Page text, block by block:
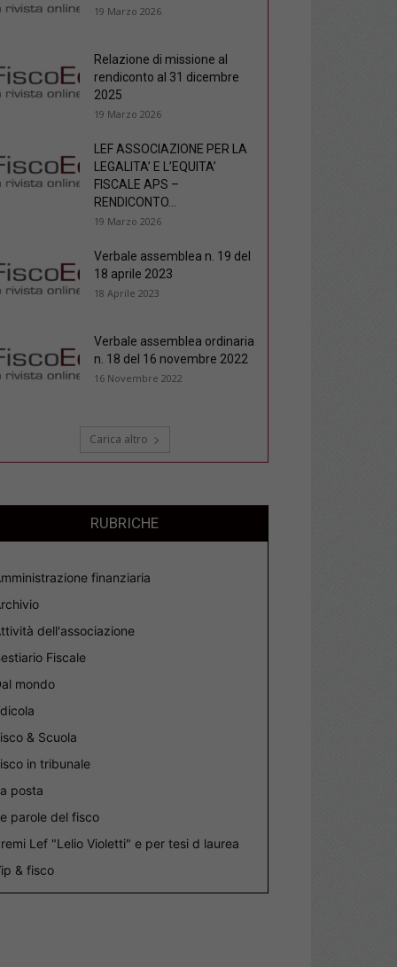
19 Marzo 2026
Relazione di missione al
rendiconto al 31 dicembre
2025
19 Marzo 2026
LEF ASSOCIAZIONE PER LA
LEGALITA’ E L’EQUITA’
FISCALE APS –
RENDICONTO...
19 Marzo 2026
Verbale assemblea n. 19 del
18 aprile 2023
18 Aprile 2023
Verbale assemblea ordinaria
n. 18 del 16 novembre 2022
16 Novembre 2022
Carica altro
RUBRICHE
finanziaria
dell'associazione
Fiscale
mondo
& Scuola
in tribunale
posta
parole del fisco
Lef "Lelio Violetti" e per tesi d laurea
& fisco